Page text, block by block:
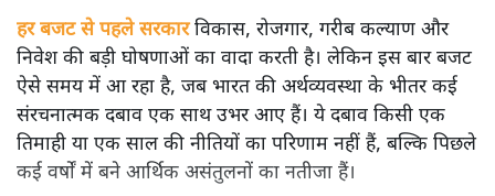
हर बजट से पहले सरकारविकास, रोजगार, गरीब कल्याण और
निवेश की बड़ी घोषणाओं का वादा करती है। लेकिन इस बार बजट
ऐसे समय में आ रहा है, जब भारत की अर्थव्यवस्था के भीतर कई
संरचनात्मक दबाव एक साथ उभर आए हैं। ये दबाव किसी एक
तिमाही या एक साल की नीतियों का परिणाम नहीं हैं, बल्कि पिछले
कई वर्षों में बने आर्थिक असंतुलनों का नतीजा हैं।